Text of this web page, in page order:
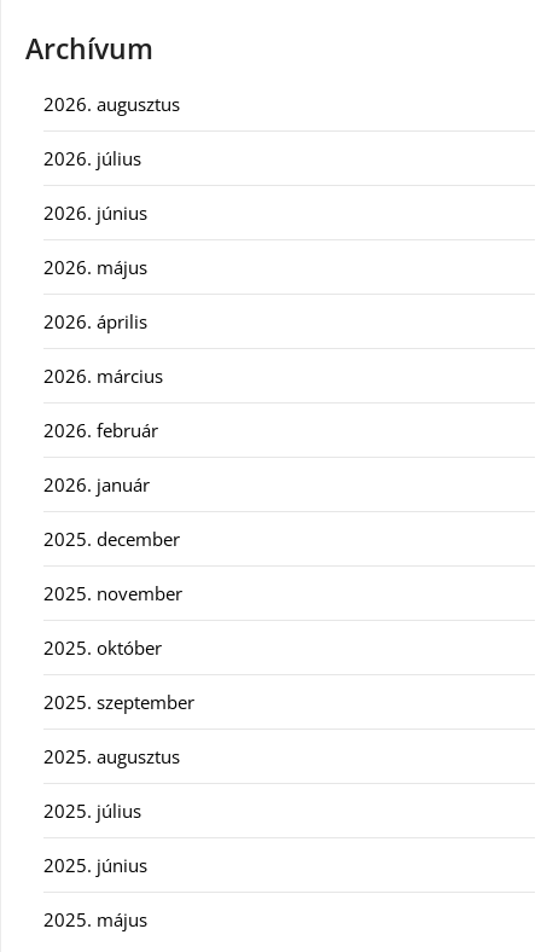
Archívum
2026. augusztus
2026. július
2026. június
2026. május
2026. április
2026. március
2026. február
2026. január
2025. december
2025. november
2025. október
2025. szeptember
2025. augusztus
2025. július
2025. június
2025. május